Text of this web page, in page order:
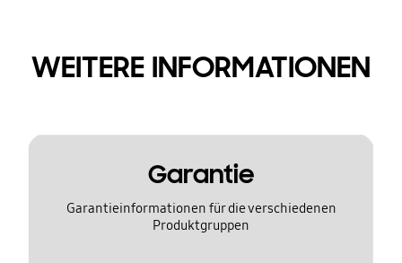
WEITERE INFORMATIONEN
Garantie
Garantieinformationen für die verschiedenen
Produktgruppen